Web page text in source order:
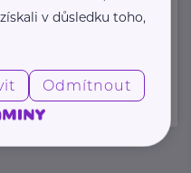
společností
v důsledku toho,
Odmítnout